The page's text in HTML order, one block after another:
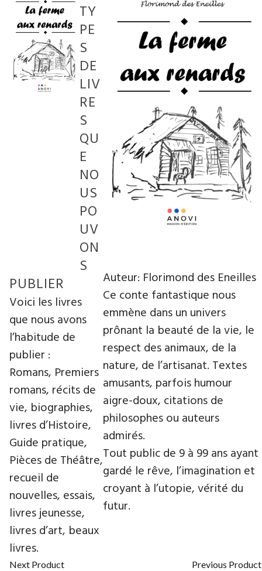
Auteur: Florimond des Eneilles
Ce conte fantastique nous
emmène dans un univers
prônant la beauté de la vie, le
respect des animaux, de la
nature, de l’artisanat. Textes
amusants, parfois humour
aigre-doux, citations de
philosophes ou auteurs
admirés.
Tout public de 9 à 99 ans ayant
gardé le rêve, l’imagination et
croyant à l’utopie, vérité du
futur.
Next Product Previous Product
TY
PE
S
DE
LIV
RE
S
QU
E
NO
US
PO
UV
ON
S
PUBLIER
Voici les livres
que nous avons
l’habitude de
publier :
Romans, Premiers
romans, récits de
vie, biographies,
livres d’Histoire,
Guide pratique,
Pièces de Théâtre,
recueil de
nouvelles, essais,
livres jeunesse,
livres d’art, beaux
livres.